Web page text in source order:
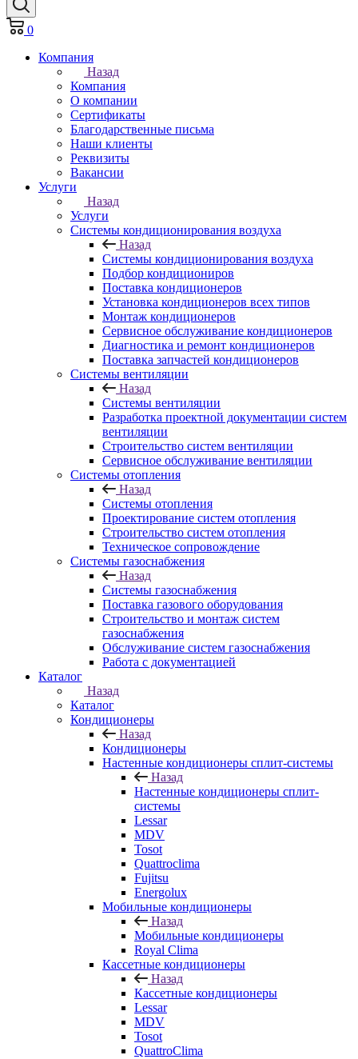
0
Компания
Назад
Компания
О компании
Сертификаты
Благодарственные письма
Наши клиенты
Реквизиты
Вакансии
Услуги
Назад
Услуги
Системы кондиционирования воздуха
Назад
Системы кондиционирования воздуха
Подбор кондициониров
Поставка кондиционеров
Установка кондиционеров всех типов
Монтаж кондиционеров
Сервисное обслуживание кондиционеров
Диагностика и ремонт кондиционеров
Поставка запчастей кондиционеров
Системы вентиляции
Назад
Системы вентиляции
Разработка проектной документации систем
вентиляции
Строительство систем вентиляции
Сервисное обслуживание вентиляции
Системы отопления
Назад
Системы отопления
Проектирование систем отопления
Строительство систем отопления
Техническое сопровождение
Системы газоснабжения
Назад
Системы газоснабжения
Поставка газового оборудования
Строительство и монтаж систем
газоснабжения
Обслуживание систем газоснабжения
Работа с документацией
Каталог
Назад
Каталог
Кондиционеры
Назад
Кондиционеры
Настенные кондиционеры сплит-системы
Назад
Настенные кондиционеры сплит-
системы
Lessar
MDV
Tosot
Quattroclima
Fujitsu
Energolux
Мобильные кондиционеры
Назад
Мобильные кондиционеры
Royal Clima
Кассетные кондиционеры
Назад
Кассетные кондиционеры
Lessar
MDV
Tosot
QuattroClima